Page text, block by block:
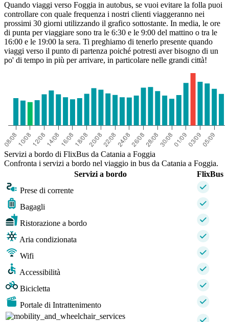
Quando viaggi verso Foggia in autobus, se vuoi evitare la folla puoi
controllare con quale frequenza i nostri clienti viaggeranno nei
prossimi 30 giorni utilizzando il grafico sottostante. In media, le ore
di punta per viaggiare sono tra le 6:30 e le 9:00 del mattino o tra le
16:00 e le 19:00 la sera. Ti preghiamo di tenerlo presente quando
viaggi verso il punto di partenza poiché potresti aver bisogno di un
po' di tempo in più per arrivare, in particolare nelle grandi città!
Servizi a bordo di FlixBus da Catania a Foggia
Confronta i servizi a bordo nel viaggio in bus da Catania a Foggia.
Servizi a bordo
FlixBus
Prese di corrente
Bagagli
Ristorazione a bordo
Aria condizionata
Wifi
Accessibilità
Bicicletta
Portale di Intrattenimento